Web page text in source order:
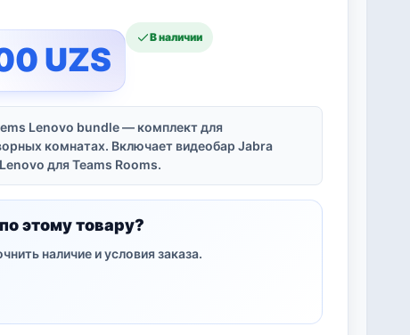
UZS
В наличии
Lenovo bundle — комплект для
комнатах. Включает видеобар Jabra
для Teams Rooms.
этому товару?
наличие и условия заказа.